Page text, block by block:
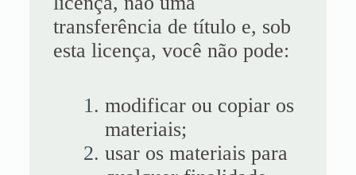
transferência de título e, sob
esta licença, você não pode:
modificar ou copiar os
materiais;
usar os materiais para